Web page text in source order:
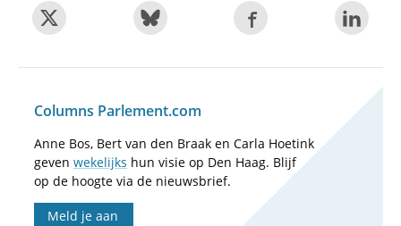
Columns Parlement.com
Anne Bos, Bert van den Braak en Carla Hoetink
geven wekelijks hun visie op Den Haag. Blijf
op de hoogte via de nieuwsbrief.
Meld je aan